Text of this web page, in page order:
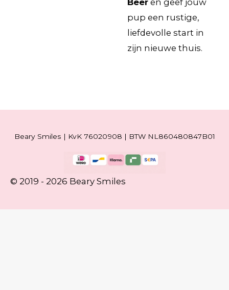
pup een rustige,
liefdevolle start in
zijn nieuwe thuis.
Beary Smiles | KvK 76020908 | BTW NL860480847B01
© 2019 - 2026 Beary Smiles